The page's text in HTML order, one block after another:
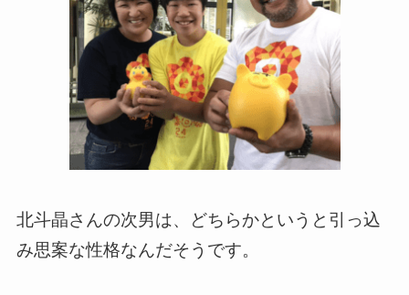
北斗晶さんの次男は、どちらかというと引っ込
み思案な性格なんだそうです。